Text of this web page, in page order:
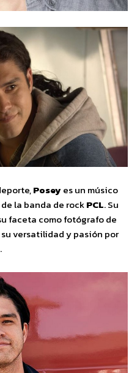
Poseyes un músico
la banda de rockPCL. Su
faceta como fotógrafo de
versatilidad y pasión por